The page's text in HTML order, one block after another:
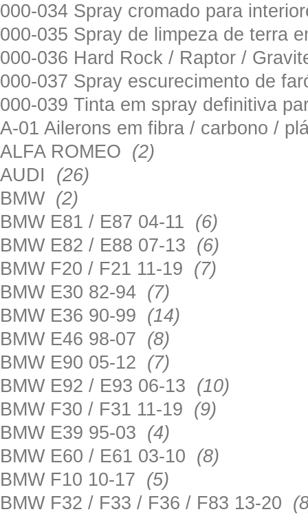
000-034 Spray cromado para
000-035 Spray de limpeza de terra
000-036 Hard Rock / Raptor /
000-037 Spray escurecimento de
000-039 Tinta em spray definitiva
A-01 Ailerons em fibra / carbono /
ALFA ROMEO (2)
AUDI (26)
BMW (2)
BMW E81 / E87 04-11 (6)
BMW E82 / E88 07-13 (6)
BMW F20 / F21 11-19 (7)
BMW E30 82-94 (7)
BMW E36 90-99 (14)
BMW E46 98-07 (8)
BMW E90 05-12 (7)
BMW E92 / E93 06-13 (10)
BMW F30 / F31 11-19 (9)
BMW E39 95-03 (4)
BMW E60 / E61 03-10 (8)
BMW F10 10-17 (5)
BMW F32 / F33 / F36 / F83 13-20